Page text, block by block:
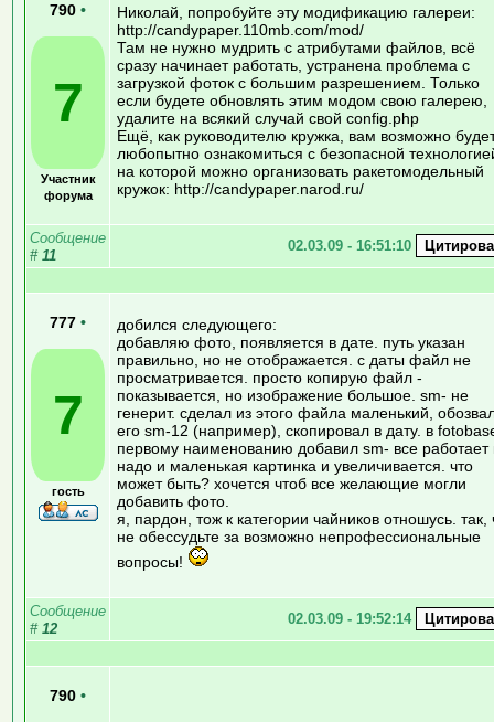
790 •
7
Участник
форума
Николай, попробуйте эту модификацию галереи:
http://candypaper.110mb.com/mod/
Там не нужно мудрить с атрибутами файлов, всё
сразу начинает работать, устранена проблема с
загрузкой фоток с большим разрешением. Только
если будете обновлять этим модом свою галерею,
удалите на всякий случай свой config.php
Ещё, как руководителю кружка, вам возможно
любопытно ознакомиться с безопасной
на которой можно организовать ракетомодельный
кружок: http://candypaper.narod.ru/
Сообщение
# 11
02.03.09 - 16:51:10
777 •
7
гость
добился следующего:
добавляю фото, появляется в дате. путь указан
правильно, но не отображается. с даты файл не
просматривается. просто копирую файл -
показывается, но изображение большое. sm- не
генерит. сделал из этого файла маленький,
его sm-12 (например), скопировал в дату. в
первому наименованию добавил sm- все работает
надо и маленькая картинка и увеличивается. что
может быть? хочется чтоб все желающие могли
добавить фото.
я, пардон, тож к категории чайников отношусь. так,
не обессудьте за возможно непрофессиональные
вопросы!
Сообщение
# 12
02.03.09 - 19:52:14
790 •